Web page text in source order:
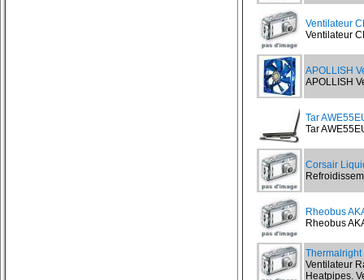
Ventilateur
Ventilateur
APOLLISH
APOLLISH
Tar
Tar
Corsair
Rheobus
Rheobus
Ventilateur
Heatpipes.